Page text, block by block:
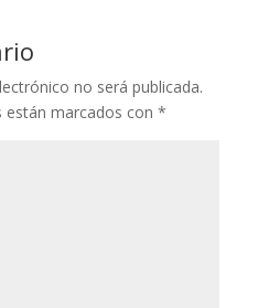
no será publicada.
marcados con *